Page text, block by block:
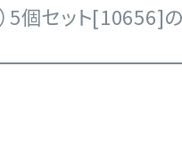
辛味調味料・塩
5個セット[10656]